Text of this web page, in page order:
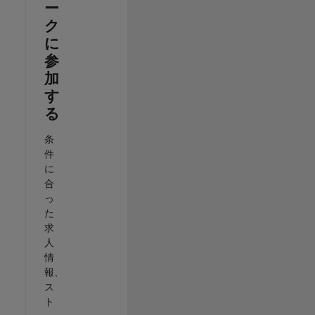
ー
ク
に
参
加
す
る
条
件
に
合
っ
た
求
人
情
報、
ス
ト